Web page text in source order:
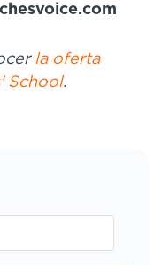
la oferta
School.